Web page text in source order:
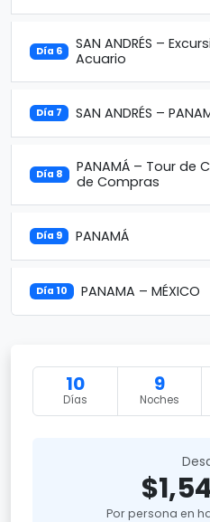
Día 6
SAN ANDRÉS –
Acuario
Día 7 SAN ANDRÉS –
Día 8
PANAMÁ – Tour de
de Compras
Día 9 PANAMÁ
Día 10 PANAMA – MÉXICO
10
Días
9
Noches
Por persona en